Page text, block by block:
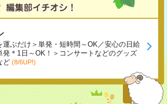
運ぶだけ＞単発・短時間～OK／安心の日給
発＊1日～OK！＞コンサートなどのグッズ
ど (8/6UP!)